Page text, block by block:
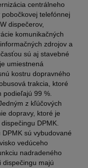
centrálneho
telefónnej
dispečerov,
komunikačných
zdrojov a
sú aj stavebné
umiestnená
kostru dopravného
trakcia, ktoré
podieľajú 99 %.
z kľúčových
dopravy, ktoré je
DPMK.
sú vybudované
vedúceho
nadradeného
dispečingu majú